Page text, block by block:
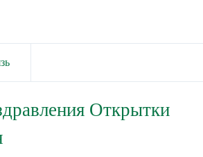
Открытки